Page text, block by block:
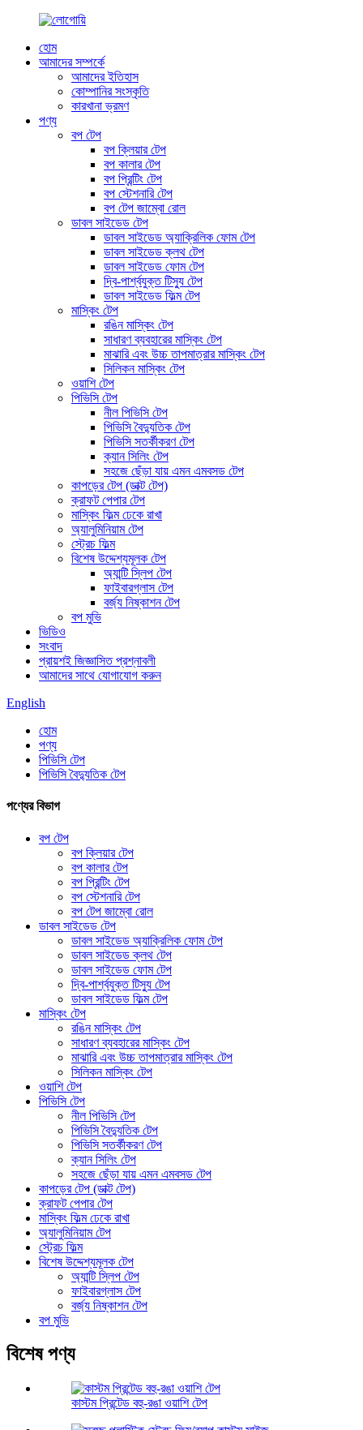
হোম
আমাদের সম্পর্কে
আমাদের ইতিহাস
কোম্পানির সংস্কৃতি
কারখানা ভ্রমণ
পণ্য
বপ টেপ
বপ ক্লিয়ার টেপ
বপ কালার টেপ
বপ প্রিন্টিং টেপ
বপ স্টেশনারি টেপ
বপ টেপ জাম্বো রোল
ডাবল সাইডেড টেপ
ডাবল সাইডেড অ্যাক্রিলিক ফোম টেপ
ডাবল সাইডেড ক্লথ টেপ
ডাবল সাইডেড ফোম টেপ
দ্বি-পার্শ্বযুক্ত টিস্যু টেপ
ডাবল সাইডেড ফিল্ম টেপ
মাস্কিং টেপ
রঙিন মাস্কিং টেপ
সাধারণ ব্যবহারের মাস্কিং টেপ
মাঝারি এবং উচ্চ তাপমাত্রার মাস্কিং টেপ
সিলিকন মাস্কিং টেপ
ওয়াশি টেপ
পিভিসি টেপ
নীল পিভিসি টেপ
পিভিসি বৈদ্যুতিক টেপ
পিভিসি সতর্কীকরণ টেপ
ক্যান সিলিং টেপ
সহজে ছেঁড়া যায় এমন এমবসড টেপ
কাপড়ের টেপ (ডাক্ট টেপ)
ক্রাফট পেপার টেপ
মাস্কিং ফিল্ম ঢেকে রাখা
অ্যালুমিনিয়াম টেপ
স্ট্রেচ ফিল্ম
বিশেষ উদ্দেশ্যমূলক টেপ
অ্যান্টি স্লিপ টেপ
ফাইবারগ্লাস টেপ
বর্জ্য নিষ্কাশন টেপ
বপ মুভি
ভিডিও
সংবাদ
প্রায়শই জিজ্ঞাসিত প্রশ্নাবলী
আমাদের সাথে যোগাযোগ করুন
English
হোম
পণ্য
পিভিসি টেপ
পিভিসি বৈদ্যুতিক টেপ
পণ্যের বিভাগ
বপ টেপ
বপ ক্লিয়ার টেপ
বপ কালার টেপ
বপ প্রিন্টিং টেপ
বপ স্টেশনারি টেপ
বপ টেপ জাম্বো রোল
ডাবল সাইডেড টেপ
ডাবল সাইডেড অ্যাক্রিলিক ফোম টেপ
ডাবল সাইডেড ক্লথ টেপ
ডাবল সাইডেড ফোম টেপ
দ্বি-পার্শ্বযুক্ত টিস্যু টেপ
ডাবল সাইডেড ফিল্ম টেপ
মাস্কিং টেপ
রঙিন মাস্কিং টেপ
সাধারণ ব্যবহারের মাস্কিং টেপ
মাঝারি এবং উচ্চ তাপমাত্রার মাস্কিং টেপ
সিলিকন মাস্কিং টেপ
ওয়াশি টেপ
পিভিসি টেপ
নীল পিভিসি টেপ
পিভিসি বৈদ্যুতিক টেপ
পিভিসি সতর্কীকরণ টেপ
ক্যান সিলিং টেপ
সহজে ছেঁড়া যায় এমন এমবসড টেপ
কাপড়ের টেপ (ডাক্ট টেপ)
ক্রাফট পেপার টেপ
মাস্কিং ফিল্ম ঢেকে রাখা
অ্যালুমিনিয়াম টেপ
স্ট্রেচ ফিল্ম
বিশেষ উদ্দেশ্যমূলক টেপ
অ্যান্টি স্লিপ টেপ
ফাইবারগ্লাস টেপ
বর্জ্য নিষ্কাশন টেপ
বপ মুভি
বিশেষ পণ্য
কাস্টম প্রিন্টেড বহু-রঙা ওয়াশি টেপ